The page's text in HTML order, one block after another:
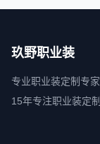
玖野职业装
专业职业装定制专家
15年专注职业装定制